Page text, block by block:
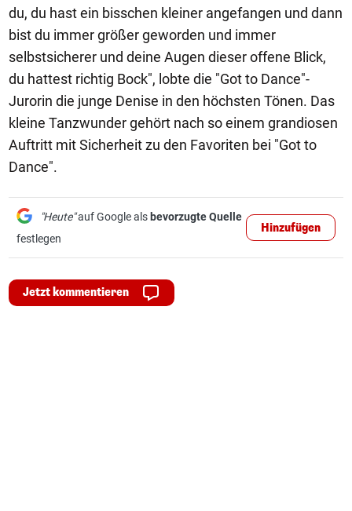
du, du hast ein bisschen kleiner angefangen und dann
bist du immer größer geworden und immer
selbstsicherer und deine Augen dieser offene Blick,
du hattest richtig Bock", lobte die "Got to Dance"-
Jurorin die junge Denise in den höchsten Tönen. Das
kleine Tanzwunder gehört nach so einem grandiosen
Auftritt mit Sicherheit zu den Favoriten bei "Got to
Dance".
"Heute"auf Google als bevorzugte Quelle
festlegen
Hinzufügen
Jetzt kommentieren